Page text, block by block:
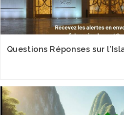
Questions Réponses sur